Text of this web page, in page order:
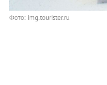
Фото: img.tourister.ru